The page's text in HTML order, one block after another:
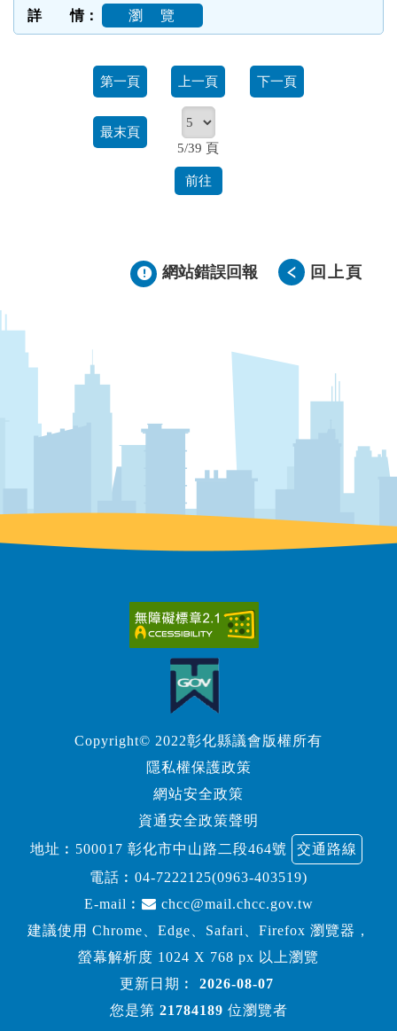
瀏 覽
第一頁 上一頁 下一頁
最末頁
5/39 頁
前往
網站錯誤回報 回上頁
Copyright© 2022彰化縣議會版權所有
隱私權保護政策
網站安全政策
資通安全政策聲明
地址︰500017 彰化市中山路二段464號
交通路線
電話︰ 04-7222125(0963-403519)
E-mail︰
chcc@mail.chcc.gov.tw
建議使用 Chrome、Edge、Safari、Firefox 瀏覽器，
螢幕解析度 1024 X 768 px 以上瀏覽
更新日期︰
2026-08-07
您是第 21784189 位瀏覽者